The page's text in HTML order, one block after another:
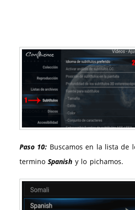
Paso 10: Buscamos en la lista de
terminoSpanish y lo pichamos.